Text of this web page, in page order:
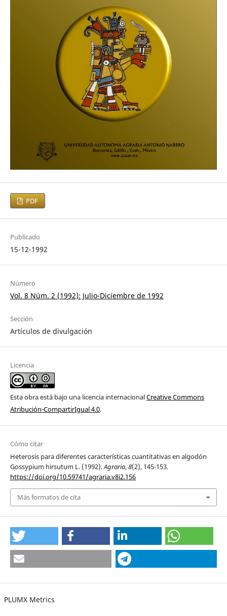
PDF
Publicado
15-12-1992
Número
Vol. 8 Núm. 2 (1992): Julio-Diciembre de 1992
Sección
Artículos de divulgación
Licencia
Esta obra está bajo una licencia internacionalCreative Commons
Atribución-CompartirIgual 4.0.
Cómo citar
Heterosis para diferentes características cuantitativas en algodón
Gossypium hirsutum L. (1992).Agraria,8(2), 145-153.
https://doi.org/10.59741/agraria.v8i2.156
Más formatos de cita
PLUMX Metrics